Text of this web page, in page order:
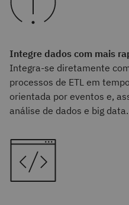
Integre dados com mais
Integra-se diretamente
processos de ETL em
orientada por eventos e,
análise de dados e big data.